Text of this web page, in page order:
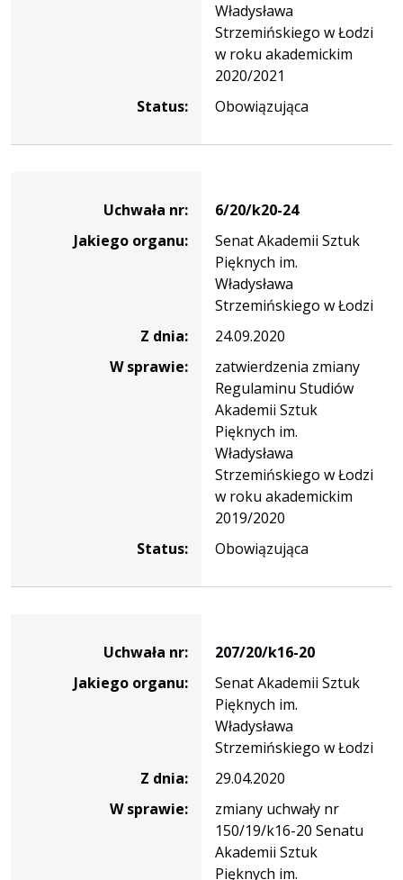
Władysława
Strzemińskiego w Łodzi
w roku akademickim
2020/2021
Status:
Obowiązująca
6/20/k20-
Uchwała nr:
6/20/k20-24
Jakiego organu:
Senat Akademii Sztuk
Pięknych im.
Władysława
Strzemińskiego w Łodzi
Z dnia:
24.09.2020
W sprawie:
zatwierdzenia zmiany
Regulaminu Studiów
Akademii Sztuk
Pięknych im.
Władysława
Strzemińskiego w Łodzi
w roku akademickim
2019/2020
Status:
Obowiązująca
207/20/k16-
Uchwała nr:
207/20/k16-20
Jakiego organu:
Senat Akademii Sztuk
Pięknych im.
Władysława
Strzemińskiego w Łodzi
Z dnia:
29.04.2020
W sprawie:
zmiany uchwały nr
150/19/k16-20 Senatu
Akademii Sztuk
Pięknych im.